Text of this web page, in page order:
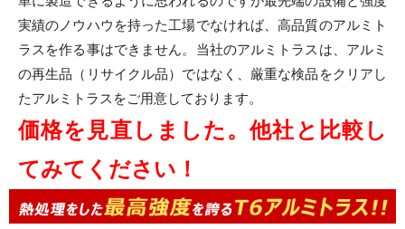
実績のノウハウを持った工場でなければ、高品質のアルミト
ラスを作る事はできません。当社のアルミトラスは、アルミ
の再生品（リサイクル品）ではなく、厳重な検品をクリアし
たアルミトラスをご用意しております。
価格を見直しました。他社と比較し
てみてください！